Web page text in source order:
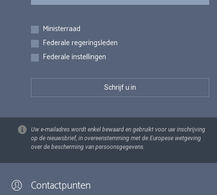
Inschrijvingen
Ministerraad
Federale regeringsleden
Federale instellingen
Uw e-mailadres wordt enkel bewaard en gebruikt voor uw inschrijving
op de nieuwsbrief, in overeenstemming met de Europese wetgeving
over de bescherming van persoonsgegevens.
Contactpunten